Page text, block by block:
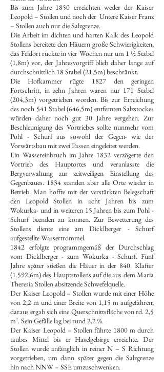
Bis zum Jahre 1850 erreichten weder der Kaiser
Leopold – Stollen und noch der Untere Kaiser Franz
– Stollen auch nur die Salzgrenze.
Die Arbeit im dichten und harten Kalk des Leopold
Stollens bereitete den Häuern große Schwierigkeiten,
das Feldort rückte in vier Wochen nur um 1 ½ Stabel
(1,8m) vor, der Jahresvorgriff blieb daher lange auf
durchschnittlich 18 Stabel (21,5m) beschränkt.
Die Hofkammer rügte 1827 den geringen
Fortschritt, in zehn Jahren waren nur 171 Stabel
(204,3m) vorgetrieben worden. Bis zur Erreichung
des noch 541 Stabel (646,5m) entfernten Salzstockes
würden daher noch gut 30 Jahre vergehen. Zur
Beschleunigung des Vortriebes sollte nunmehr vom
Pohl - Schurf aus sowohl der Gegen- wie der
Vorwärtsbau mit zwei Passen eingeleitet werden.
Ein Wassereinbruch im Jahre 1832 verzögerte den
Vortrieb des Hauptortes und veranlasste die
Bergverwaltung zur zeitweiligen Einstellung des
Gegenbaues. 1834 standen aber alle Orte wieder in
Betrieb. Man hoffte mit der verstärkten Belegschaft
den Leopold Stollen in acht Jahren bis zum
Wokurka- und in weiteren 15 Jahren bis zum Pohl -
Schurf beenden zu können. Zur Bewetterung des
Stollens diente eine am Dicklberger - Schurf
aufgestellte Wassertrommel.
1842 erfolgte programmgemäß der Durchschlag
vom Dicklberger - zum Wokurka - Schurf. Fünf
Jahre später stießen die Häuer in der 840. Klafter
(1.592,6m) des Hauptstollens auf die aus dem Maria
Theresia Stollen absitzende Schwefelquelle.
Der Kaiser Leopold – Stollen wurde mit einer Höhe
von 2,2 m und einer Breite von 1,15 m aufgefahren;
daraus ergab sich eine Querschnittsfläche von rd. 2,5
m². Sein Gefälle lag bei rund 2,2 %.
Der Kaiser Leopold – Stollen führte 1800 m durch
taubes Mittel bis er Haselgebirge erreichte. Der
Stollen wurde anfänglich in reiner N – S Richtung
vorgetrieben, um dann später gegen die Salzgrenze
hin nach NNW – SSE umzuschwenken.